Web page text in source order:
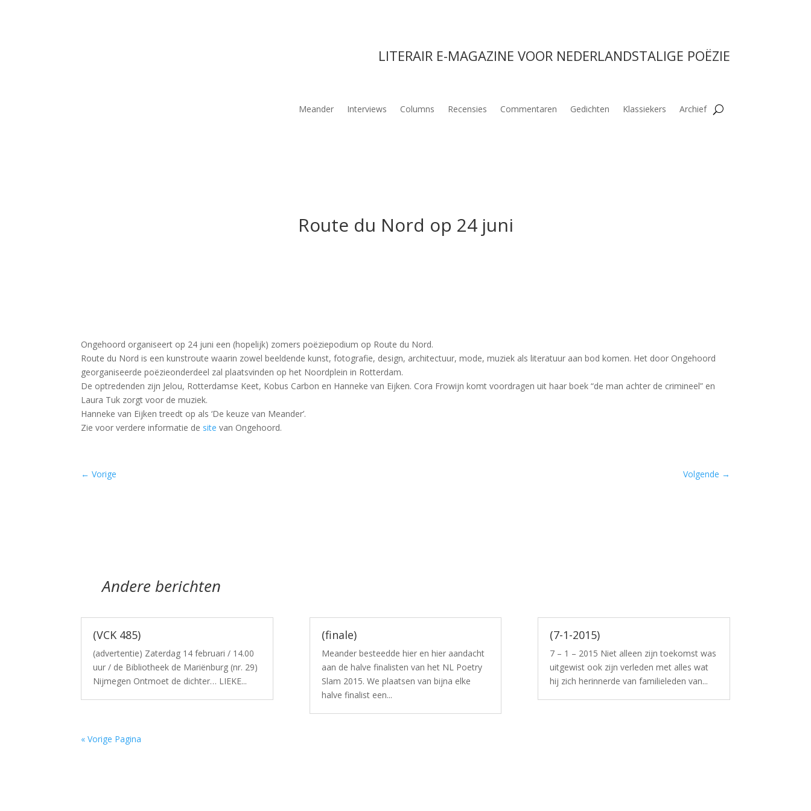
LITERAIR E-MAGAZINE VOOR NEDERLANDSTALIGE POËZIE
Meander Interviews Columns Recensies Commentaren Gedichten Klassiekers Archief
Route du Nord op 24 juni
Ongehoord organiseert op 24 juni een (hopelijk) zomers poëziepodium op Route du Nord.
Route du Nord is een kunstroute waarin zowel beeldende kunst, fotografie, design, architectuur, mode, muziek als literatuur aan bod komen. Het door Ongehoord
georganiseerde poëzieonderdeel zal plaatsvinden op het Noordplein in Rotterdam.
De optredenden zijn Jelou, Rotterdamse Keet, Kobus Carbon en Hanneke van Eijken. Cora Frowijn komt voordragen uit haar boek “de man achter de crimineel” en
Laura Tuk zorgt voor de muziek.
Hanneke van Eijken treedt op als ‘De keuze van Meander’.
Zie voor verdere informatie de site van Ongehoord.
←Vorige Volgende →
Andere berichten
(VCK 485)
(advertentie) Zaterdag 14 februari / 14.00
uur / de Bibliotheek de Mariënburg (nr. 29)
Nijmegen Ontmoet de dichter… LIEKE...
(finale)
Meander besteedde hier en hier aandacht
aan de halve finalisten van het NL Poetry
Slam 2015. We plaatsen van bijna elke
halve finalist een...
(7-1-2015)
7 – 1 – 2015 Niet alleen zijn toekomst was
uitgewist ook zijn verleden met alles wat
hij zich herinnerde van familieleden van...
« Vorige Pagina